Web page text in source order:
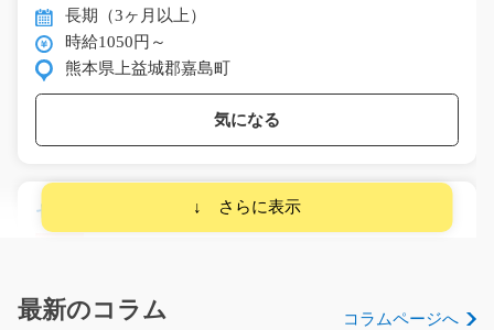
長期（3ヶ月以上）
時給1050円～
熊本県上益城郡嘉島町
気になる
セラミックス製品の組立をするお仕事/y08_00763
内で働きやすさ抜群◎…
最新のコラム コラムページへ